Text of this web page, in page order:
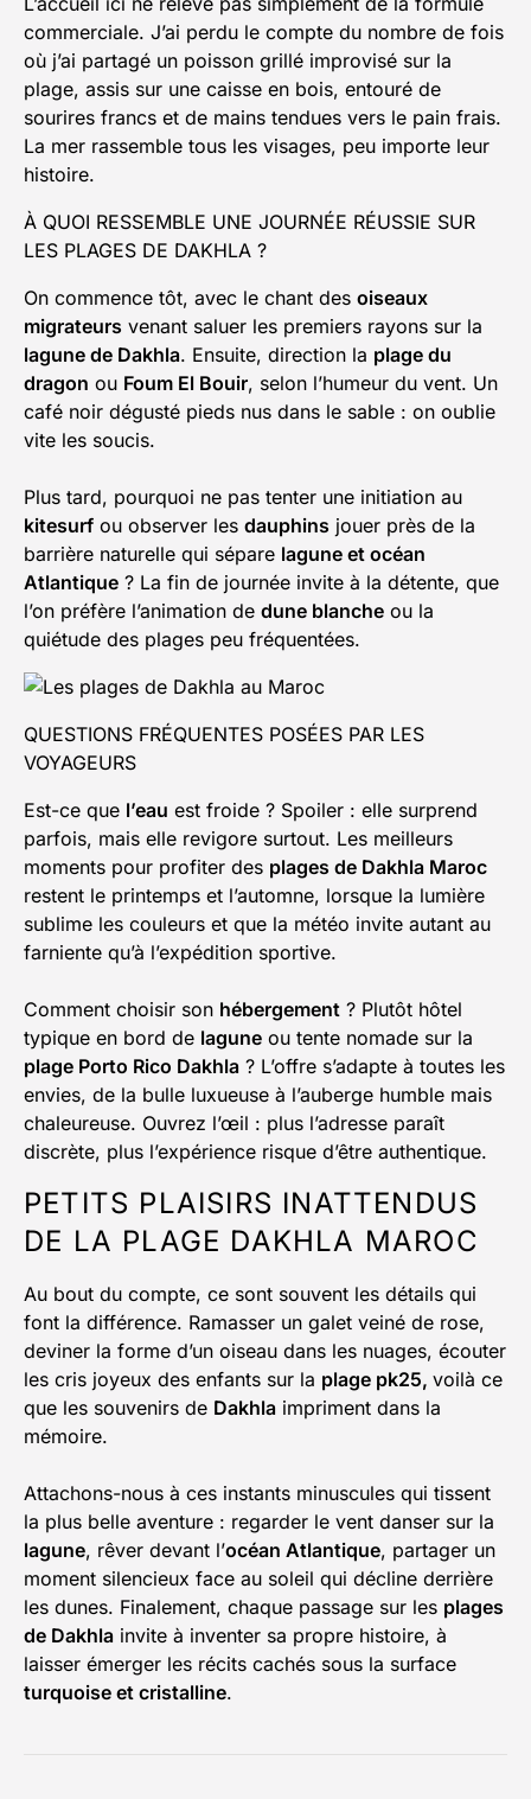
commerciale. J’ai perdu le compte du nombre de fois
où j’ai partagé un poisson grillé improvisé sur la
plage, assis sur une caisse en bois, entouré de
sourires francs et de mains tendues vers le pain frais.
La mer rassemble tous les visages, peu importe leur
histoire.
À QUOI RESSEMBLE UNE JOURNÉE RÉUSSIE SUR
LES PLAGES DE DAKHLA ?
On commence tôt, avec le chant des oiseaux
migrateurs venant saluer les premiers rayons sur la
lagune de Dakhla. Ensuite, direction la plage du
dragon ou Foum El Bouir, selon l’humeur du vent. Un
café noir dégusté pieds nus dans le sable : on oublie
vite les soucis.
Plus tard, pourquoi ne pas tenter une initiation au
kitesurf ou observer les dauphins jouer près de la
barrière naturelle qui sépare lagune et océan
Atlantique ? La fin de journée invite à la détente, que
l’on préfère l’animation de dune blanche ou la
quiétude des plages peu fréquentées.
QUESTIONS FRÉQUENTES POSÉES PAR LES
VOYAGEURS
Est-ce que l’eau est froide ? Spoiler : elle surprend
parfois, mais elle revigore surtout. Les meilleurs
moments pour profiter des plages de Dakhla Maroc
restent le printemps et l’automne, lorsque la lumière
sublime les couleurs et que la météo invite autant au
farniente qu’à l’expédition sportive.
Comment choisir son hébergement ? Plutôt hôtel
typique en bord de lagune ou tente nomade sur la
plage Porto Rico Dakhla ? L’offre s’adapte à toutes les
envies, de la bulle luxueuse à l’auberge humble mais
chaleureuse. Ouvrez l’œil : plus l’adresse paraît
discrète, plus l’expérience risque d’être authentique.
PETITS PLAISIRS INATTENDUS
DE LA PLAGE DAKHLA MAROC
Au bout du compte, ce sont souvent les détails qui
font la différence. Ramasser un galet veiné de rose,
deviner la forme d’un oiseau dans les nuages, écouter
les cris joyeux des enfants sur la plage pk25, voilà ce
que les souvenirs de Dakhla impriment dans la
mémoire.
Attachons-nous à ces instants minuscules qui tissent
la plus belle aventure : regarder le vent danser sur la
lagune, rêver devant l’océan Atlantique, partager un
moment silencieux face au soleil qui décline derrière
les dunes. Finalement, chaque passage sur les plages
de Dakhla invite à inventer sa propre histoire, à
laisser émerger les récits cachés sous la surface
turquoise et cristalline.